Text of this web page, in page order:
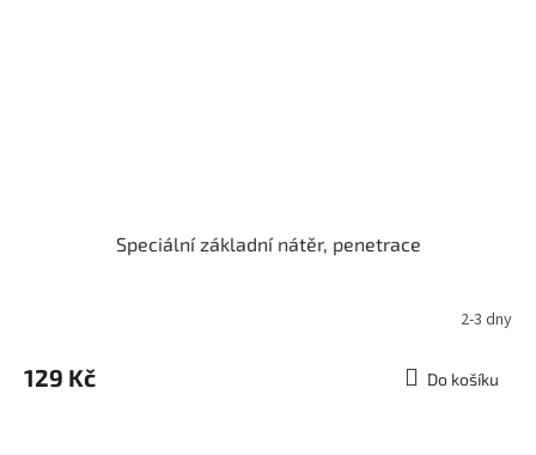
Speciální základní nátěr, penetrace
2-3 dny
129 Kč Do košíku